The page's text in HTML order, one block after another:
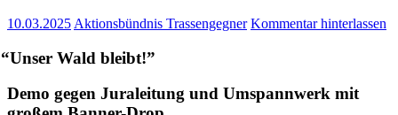
10.03.2025 Aktionsbündnis Trassengegner Kommentar hinterlassen
“Unser Wald bleibt!”
Demo gegen Jura­lei­tung und Umspann­werk mit